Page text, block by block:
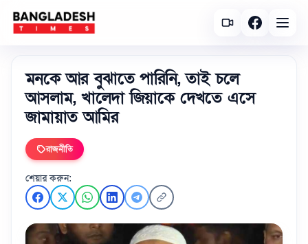
মনকে আর বুঝাতে পারিনি, তাই চলে
আসলাম, খালেদা জিয়াকে দেখতে এসে
জামায়াত আমির
রাজনীতি
শেয়ার করুন: